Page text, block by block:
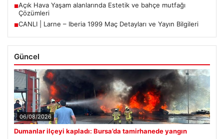
■Açık Hava Yaşam alanlarında Estetik ve bahçe mutfağı
Çözümleri
■CANLI | Larne – Iberia 1999 Maç Detayları ve Yayın Bilgileri
Güncel
06/08/2026
Dumanlar ilçeyi kapladı: Bursa’da tamirhanede yangın